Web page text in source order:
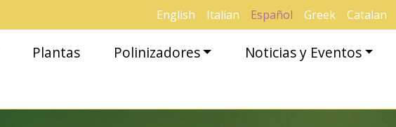
English Italian Español Greek Catalan
Plantas Polinizadores Noticias y Eventos